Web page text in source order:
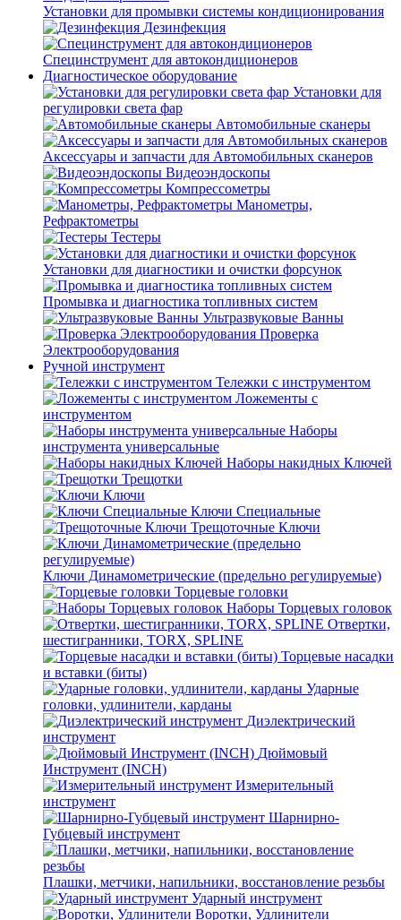
Установки для промывки системы кондиционирования
Дезинфекция
Специнструмент для автокондиционеров
Диагностическое оборудование
Установки для
регулировки света фар
Автомобильные сканеры
Аксессуары и запчасти для Автомобильных сканеров
Видеоэндоскопы
Компрессометры
Манометры,
Рефрактометры
Тестеры
Установки для диагностики и очистки форсунок
Промывка и диагностика топливных систем
Ультразвуковые Ванны
Проверка
Электрооборудования
Ручной инструмент
Тележки с инструментом
Ложементы с
инструментом
Наборы
инструмента универсальные
Наборы накидных Ключей
Трещотки
Ключи
Ключи Специальные
Трещоточные Ключи
Ключи Динамометрические (предельно регулируемые)
Торцевые головки
Наборы Торцевых головок
Отвертки,
шестигранники, TORX, SPLINE
Торцевые насадки
и вставки (биты)
Ударные
головки, удлинители, карданы
Диэлектрический
инструмент
Дюймовый
Инструмент (INCH)
Измерительный
инструмент
Шарнирно-
Губцевый инструмент
Плашки, метчики, напильники, восстановление резьбы
Ударный инструмент
Воротки, Удлинители